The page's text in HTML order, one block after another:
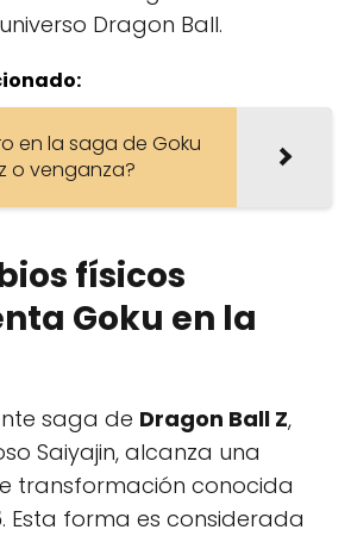
Dragon Ball.
en la saga de Goku
o venganza?
físicos
Goku en la
saga de Dragon Ball Z,
Saiyajin, alcanza una
transformación conocida
. Esta forma es considerada